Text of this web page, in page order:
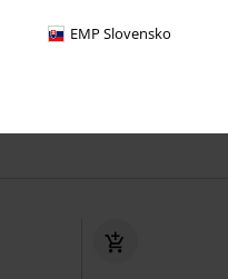
EMP Slovensko